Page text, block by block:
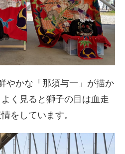
やかな「那須与一」が描か
く見ると獅子の目は血走
をしています。